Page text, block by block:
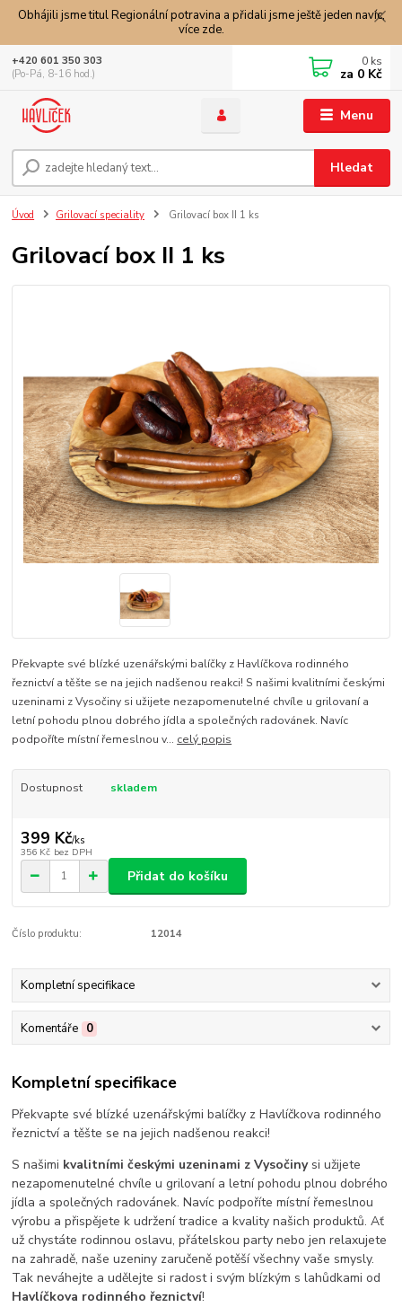
Obhájili jsme titul Regionální potravina a přidali jsme ještě jeden navíc,
více zde.
Menu
Hledat
+420 601 350 303
(Po-Pá, 8-16 hod.)
0 ks
za 0 Kč
Úvod Grilovací speciality Grilovací box II 1 ks
Grilovací box II 1 ks
Překvapte své blízké uzenářskými balíčky z Havlíčkova rodinného
řeznictví a těšte se na jejich nadšenou reakci! S našimi kvalitními českými
uzeninami z Vysočiny si užijete nezapomenutelné chvíle u grilovaní a
letní pohodu plnou dobrého jídla a společných radovánek. Navíc
podpoříte místní řemeslnou v... celý popis
Dostupnost skladem
399 Kč/ks
356 Kč bez DPH
Přidat do košíku
Číslo produktu: 12014
Kompletní specifikace
Komentáře 0
Kompletní specifikace
Překvapte své blízké uzenářskými balíčky z Havlíčkova rodinného
řeznictví a těšte se na jejich nadšenou reakci!
S našimi kvalitními českými uzeninami z Vysočinysi užijete
nezapomenutelné chvíle u grilovaní a letní pohodu plnou dobrého
jídla a společných radovánek. Navíc podpoříte místní řemeslnou
výrobu a přispějete k udržení tradice a kvality našich produktů. Ať
už chystáte rodinnou oslavu, přátelskou party nebo jen relaxujete
na zahradě, naše uzeniny zaručeně potěší všechny vaše smysly.
Tak neváhejte a udělejte si radost i svým blízkým s lahůdkami od
Havlíčkova rodinného řeznictví!